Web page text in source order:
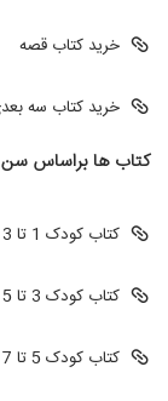
خرید کتاب قصه
خرید کتاب سه
کتاب ها براساس سن
کتاب کودک 1 تا 3 سال
کتاب کودک 3 تا 5 سال
کتاب کودک 5 تا 7 سال